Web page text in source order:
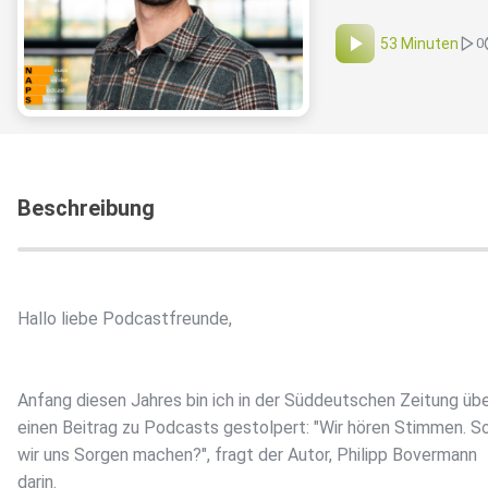
53 Minuten 0
Beschreibung
Hallo liebe Podcastfreunde,
Anfang diesen Jahres bin ich in der Süddeutschen Zeitung
einen Beitrag zu Podcasts gestolpert: "Wir hören Stimmen.
wir uns Sorgen machen?", fragt der Autor, Philipp Bovermann
darin.